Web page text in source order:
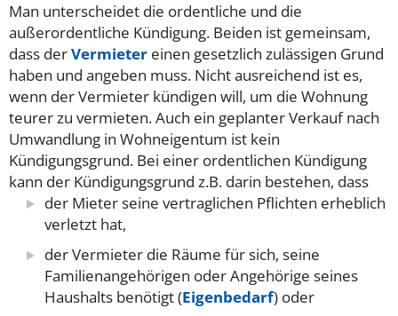
Man unterscheidet die ordentliche und die
außerordentliche Kündigung. Beiden ist gemeinsam,
dass derVermieter einen gesetzlich zulässigen Grund
haben und angeben muss. Nicht ausreichend ist es,
wenn der Vermieter kündigen will, um die Wohnung
teurer zu vermieten. Auch ein geplanter Verkauf nach
Umwandlung in Wohneigentum ist kein
Kündigungsgrund. Bei einer ordentlichen Kündigung
kann der Kündigungsgrund z.B. darin bestehen, dass
der Mieter seine vertraglichen Pflichten erheblich
verletzt hat,
der Vermieter die Räume für sich, seine
Familienangehörigen oder Angehörige seines
Haushalts benötigt (Eigenbedarf) oder